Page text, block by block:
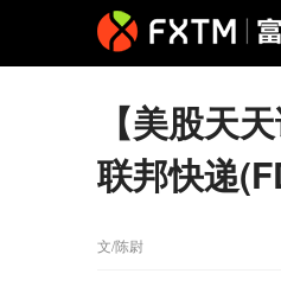
【美股天
联邦快递
文/陈尉